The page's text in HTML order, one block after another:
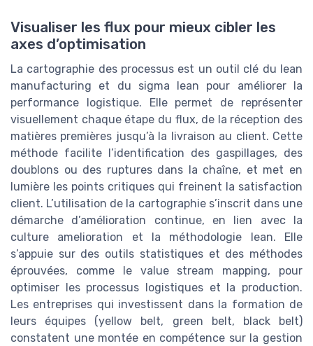
Visualiser les flux pour mieux cibler les
axes d’optimisation
La cartographie des processus est un outil clé du lean
manufacturing et du sigma lean pour améliorer la
performance logistique. Elle permet de représenter
visuellement chaque étape du flux, de la réception des
matières premières jusqu’à la livraison au client. Cette
méthode facilite l’identification des gaspillages, des
doublons ou des ruptures dans la chaîne, et met en
lumière les points critiques qui freinent la satisfaction
client. L’utilisation de la cartographie s’inscrit dans une
démarche d’amélioration continue, en lien avec la
culture amelioration et la méthodologie lean. Elle
s’appuie sur des outils statistiques et des méthodes
éprouvées, comme le value stream mapping, pour
optimiser les processus logistiques et la production.
Les entreprises qui investissent dans la formation de
leurs équipes (yellow belt, green belt, black belt)
constatent une montée en compétence sur la gestion